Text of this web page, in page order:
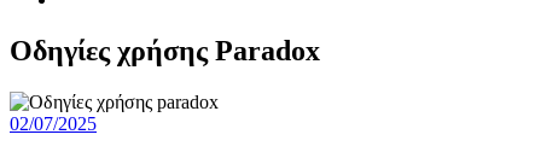
Οδηγίες χρήσης Paradox
02/07/2025